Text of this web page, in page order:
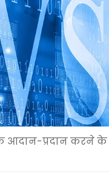
आदान-प्रदान करने के